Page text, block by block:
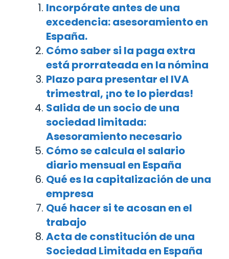
Incorpórate antes de una
excedencia: asesoramiento en
España.
Cómo saber si la paga extra
está prorrateada en la nómina
Plazo para presentar el IVA
trimestral, ¡no te lo pierdas!
Salida de un socio de una
sociedad limitada:
Asesoramiento necesario
Cómo se calcula el salario
diario mensual en España
Qué es la capitalización de una
empresa
Qué hacer si te acosan en el
trabajo
Acta de constitución de una
Sociedad Limitada en España